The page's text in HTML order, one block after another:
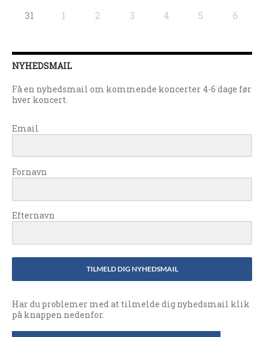
31 1 2 3 4 5 6
NYHEDSMAIL
Få en nyhedsmail om kommende koncerter 4-6 dage før
hver koncert.
Email
Fornavn
Efternavn
TILMELD DIG NYHEDSMAIL
Har du problemer med at tilmelde dig nyhedsmail klik
på knappen nedenfor.